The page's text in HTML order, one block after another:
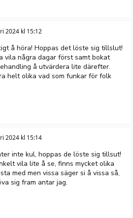
2024 kl 15:12
å höra! Hoppas det löste sig tillslut!
vila några dagar först samt bokat
å utvärdera lite därefter.
helt olika vad som funkar för folk
2024 kl 15:14
inte kul, hoppas de löste sig tillsut!
vila lite å se, finns mycket olika
med men vissa säger si å vissa så,
sig fram antar jag.